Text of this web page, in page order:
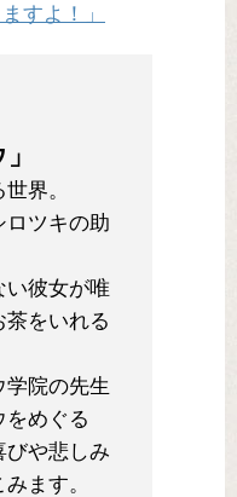
すよ！」
界。
ロツキの助
い彼女が唯
をいれる
院の先生
をめぐる
びや悲しみ
ます。